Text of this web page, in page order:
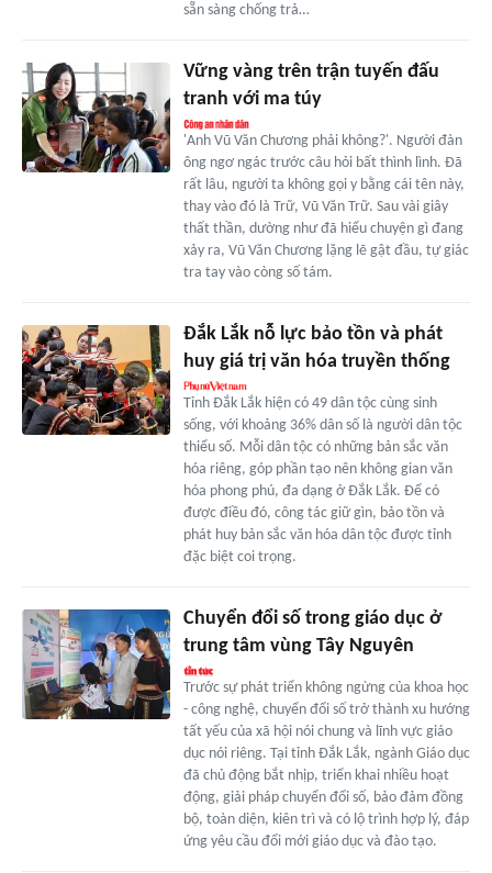
sẵn sàng chống trả…
Vững vàng trên trận tuyến đấu
tranh với ma túy
'Anh Vũ Văn Chương phải không?'. Người đàn
ông ngơ ngác trước câu hỏi bất thình lình. Đã
rất lâu, người ta không gọi y bằng cái tên này,
thay vào đó là Trữ, Vũ Văn Trữ. Sau vài giây
thất thần, dường như đã hiểu chuyện gì đang
xảy ra, Vũ Văn Chương lặng lẽ gật đầu, tự giác
tra tay vào còng số tám.
Đắk Lắk nỗ lực bảo tồn và phát
huy giá trị văn hóa truyền thống
Tỉnh Đắk Lắk hiện có 49 dân tộc cùng sinh
sống, với khoảng 36% dân số là người dân tộc
thiểu số. Mỗi dân tộc có những bản sắc văn
hóa riêng, góp phần tạo nên không gian văn
hóa phong phú, đa dạng ở Đắk Lắk. Để có
được điều đó, công tác giữ gìn, bảo tồn và
phát huy bản sắc văn hóa dân tộc được tỉnh
đặc biệt coi trọng.
Chuyển đổi số trong giáo dục ở
trung tâm vùng Tây Nguyên
Trước sự phát triển không ngừng của khoa học
- công nghệ, chuyển đổi số trở thành xu hướng
tất yếu của xã hội nói chung và lĩnh vực giáo
dục nói riêng. Tại tỉnh Đắk Lắk, ngành Giáo dục
đã chủ động bắt nhịp, triển khai nhiều hoạt
động, giải pháp chuyển đổi số, bảo đảm đồng
bộ, toàn diện, kiên trì và có lộ trình hợp lý, đáp
ứng yêu cầu đổi mới giáo dục và đào tạo.